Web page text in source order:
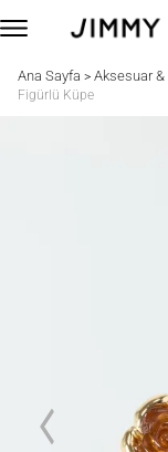
Ana Sayfa > Aksesuar &
Figürlü Küpe